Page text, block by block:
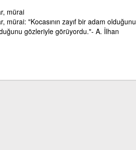
mürai
mürai: "Kocasının zayıf bir adam olduğunu
gözleriyle görüyordu."- A. İlhan